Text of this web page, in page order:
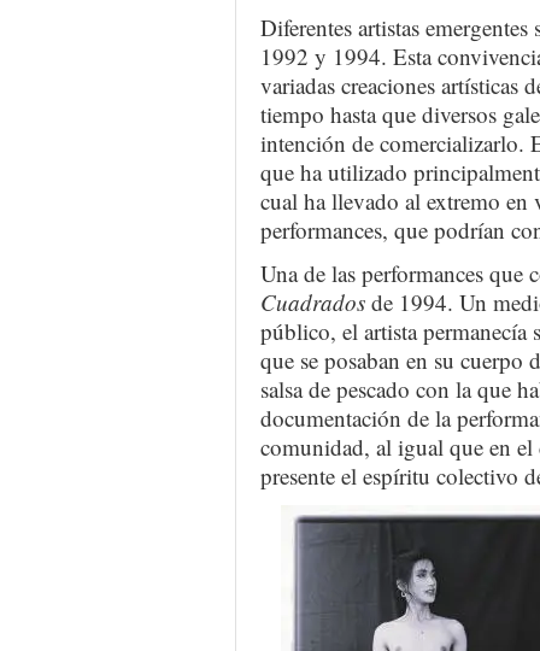
Diferentes artistas
1992 y 1994. Esta
variadas creaciones artísticas
tiempo hasta que diversos
intención de comercializarlo.
que ha utilizado
cual ha llevado al extremo en
performances, que podrían
Una de las performances que
Cuadrados de 1994. Un
público, el artista permanecía
que se posaban en su cuerpo
salsa de pescado con la que
documentación de la
comunidad, al igual que en
presente el espíritu colectivo